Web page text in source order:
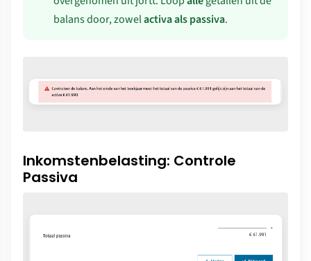
balans door, zowelactiva als passiva.
Inkomstenbelasting: Controle
Passiva